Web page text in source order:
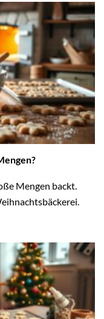
Mengen backt.